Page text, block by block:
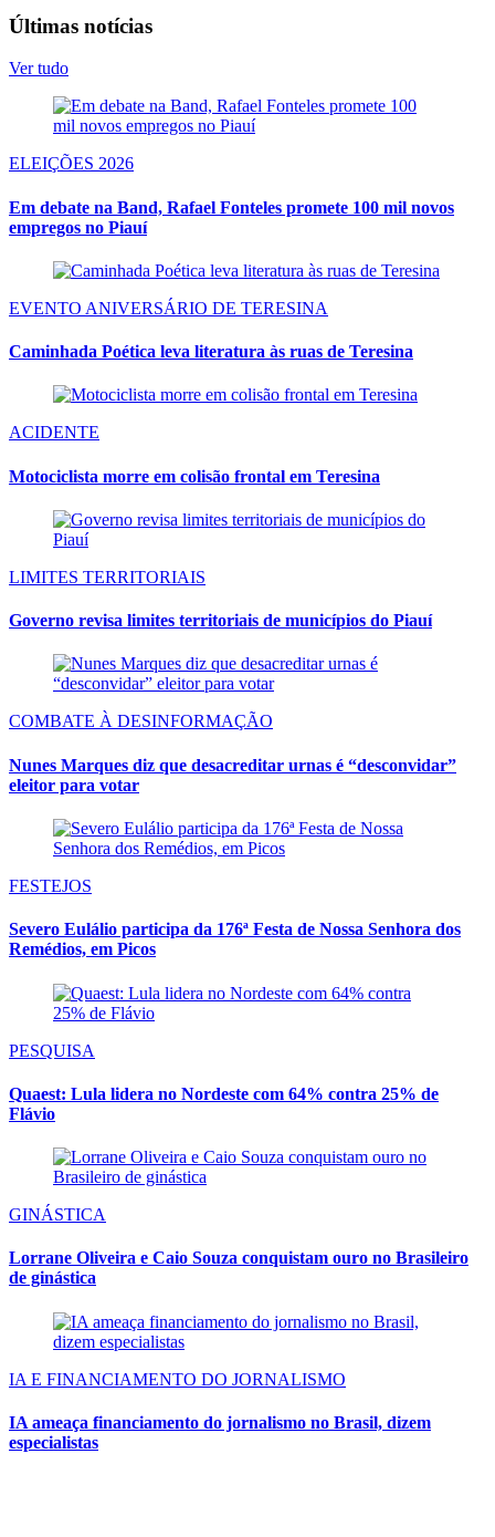
Últimas notícias
Ver tudo
ELEIÇÕES 2026
Em debate na Band, Rafael Fonteles promete 100 mil novos
empregos no Piauí
EVENTO ANIVERSÁRIO DE TERESINA
Caminhada Poética leva literatura às ruas de Teresina
ACIDENTE
Motociclista morre em colisão frontal em Teresina
LIMITES TERRITORIAIS
Governo revisa limites territoriais de municípios do Piauí
COMBATE À DESINFORMAÇÃO
Nunes Marques diz que desacreditar urnas é “desconvidar”
eleitor para votar
FESTEJOS
Severo Eulálio participa da 176ª Festa de Nossa Senhora dos
Remédios, em Picos
PESQUISA
Quaest: Lula lidera no Nordeste com 64% contra 25% de
Flávio
GINÁSTICA
Lorrane Oliveira e Caio Souza conquistam ouro no Brasileiro
de ginástica
IA E FINANCIAMENTO DO JORNALISMO
IA ameaça financiamento do jornalismo no Brasil, dizem
especialistas